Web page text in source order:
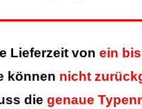
Lieferzeit von ein
können nicht
die genaue